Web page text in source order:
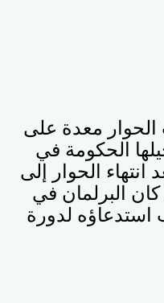
معدة على
الحكومة في
15 يوما بعد انتهاء الحوار إلى
كان البرلمان في
استدعاؤه لدورة